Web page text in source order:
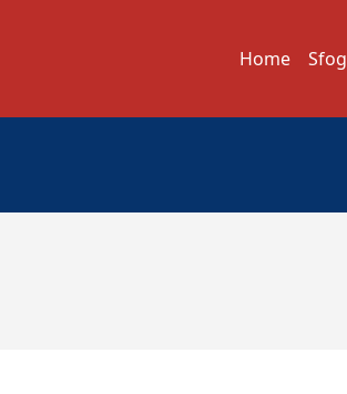
Home